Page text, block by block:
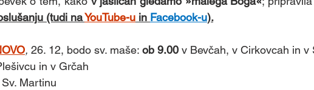
(tudi na YouTube-u in Facebook-u).
, 26. 12, bodo sv. maše: ob 9.00 v Bevčah, v Cirkovcah in v
in v Grčah
Martinu